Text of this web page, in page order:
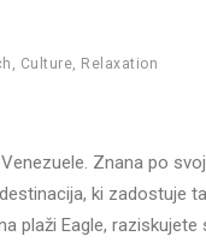
, Culture, Relaxation
Znana po
ki zadostuje
plaži Eagle,